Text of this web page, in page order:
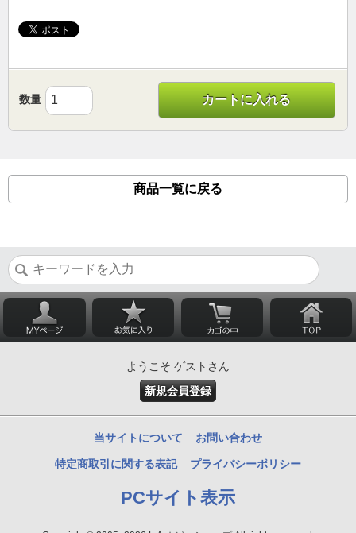
数量 カートに入れる
商品一覧に戻る
ようこそ ゲストさん
新規会員登録
当サイトについて お問い合わせ
特定商取引に関する表記 プライバシーポリシー
PCサイト表示